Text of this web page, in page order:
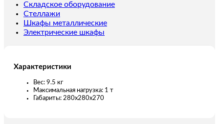
длина
троса
20
м)
Складское оборудование
Стеллажи
Шкафы металлические
Электрические шкафы
Характеристики
Вес: 9.5 кг
Максимальная нагрузка: 1 т
Габариты: 280x280x270